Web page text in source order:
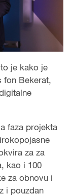
je kako je
fon Bekerat,
faza projekta
za za
kao i 100
za obnovu i
i pouzdan